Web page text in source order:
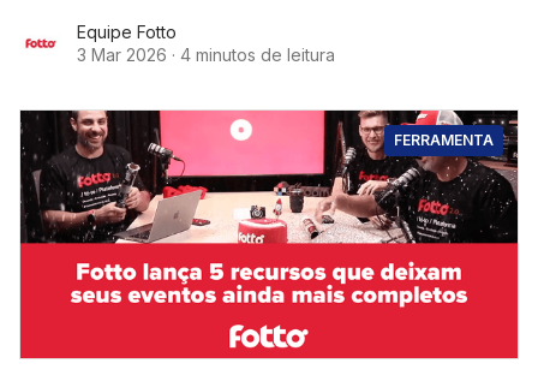
entre
Equipe Fotto
3 Mar 2026 · 4 minutos de leitura
FERRAMENTA